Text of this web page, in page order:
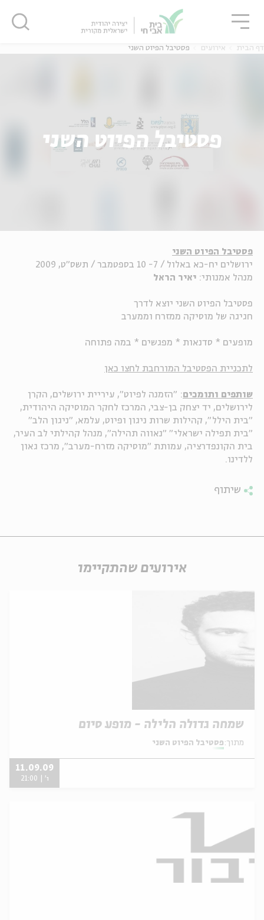
דף הבית אירועים פסטיבל הפיוט השני
פסטיבל הפיוט השני
פסטיבל הפיוט השני
ירושלים יח-כא באלול / 7- 10 בספטמבר / תשס"ט, 2009
מנהל אמנותי: יאיר הראל
פסטיבל הפיוט השני יוצא לדרך
חגיגה של מוסיקה ממזרח וממערב
מופעים * סדנאות * מפגשים * במה פתוחה
לתכניית הפסטיבל המורחבת לחצו כאן
שותפים ותומכים: "הזמנה לפיוט", עיריית ירושלים, הקרן
לירושלים, יד יצחק בן-צבי, המרכז לחקר המוסיקה היהודית,
"בית הילל", קהילות שרות ניגון ופיוט, עלמא, "ניגון הלב"
"בית תפילה ישראלי" "נאווה תהילה", מנהל קהילתי לב העיר,
בית הקונפדרציה, עמותת "מוסיקה מזרח-מערב", מרכז גאון
ללדינו.
שיתוף
אירועים שהתקיימו
שמחה גדולה הלילה - מופע סיום
מתוך: פסטיבל הפיוט השני
11.09.09
ו' | 21:00
סגור